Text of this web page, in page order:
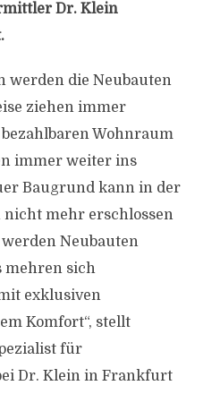
Dr. Klein
werden die Neubauten
ziehen immer
Wohnraum
immer weiter ins
Baugrund kann in der
mehr erschlossen
Neubauten
mehren sich
exklusiven
Komfort“, stellt
für
Dr. Klein in Frankfurt